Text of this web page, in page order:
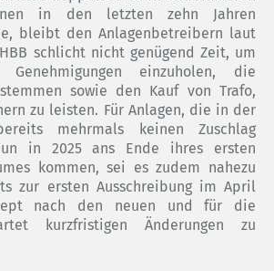
in den letzten zehn Jahren
bleibt den Anlagenbetreibern laut
schlicht nicht genügend Zeit, um
einzuholen, die
sowie den Kauf von Trafo,
zu leisten. Für Anlagen, die in der
mehrmals keinen Zuschlag
in 2025 ans Ende ihres ersten
kommen, sei es zudem nahezu
zur ersten Ausschreibung im April
nach den neuen und für die
kurzfristigen Änderungen zu